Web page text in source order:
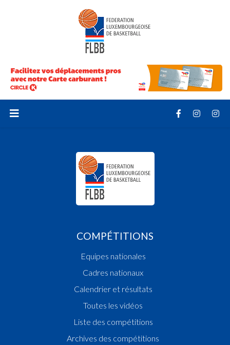
COMPÉTITIONS
Equipes nationales
Cadres nationaux
Calendrier et résultats
Toutes les vidéos
Liste des compétitions
Archives des compétitions